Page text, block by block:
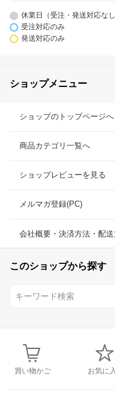
休業日（受注・発送対応なし
受注対応のみ
発送対応のみ
ショップメニュー
ショップのトップページへ
商品カテゴリ一覧へ
ショップレビューを見る
メルマガ登録(PC)
会社概要・決済方法・配
このショップから探す
買い物かご お気に